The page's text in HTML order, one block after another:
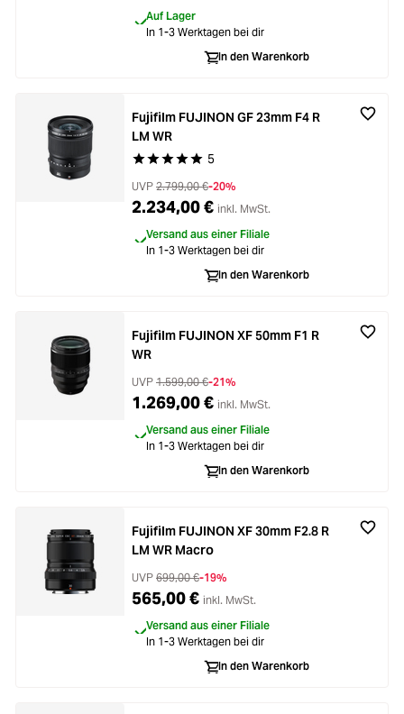
Auf Lager
In 1-3 Werktagen bei dir
In den Warenkorb
Durchschnittliche Bewertung von 5 von 5
5
Fujifilm FUJINON GF 23mm F4 R
LM WR
UVP 2.799,00 €-20%
2.234,00 € inkl. MwSt.
Versand aus einer Filiale
In 1-3 Werktagen bei dir
In den Warenkorb
Fujifilm FUJINON XF 50mm F1 R
WR
UVP 1.599,00 €-21%
1.269,00 € inkl. MwSt.
Versand aus einer Filiale
In 1-3 Werktagen bei dir
In den Warenkorb
Fujifilm FUJINON XF 30mm F2.8 R
LM WR Macro
UVP 699,00 €-19%
565,00 € inkl. MwSt.
Versand aus einer Filiale
In 1-3 Werktagen bei dir
In den Warenkorb